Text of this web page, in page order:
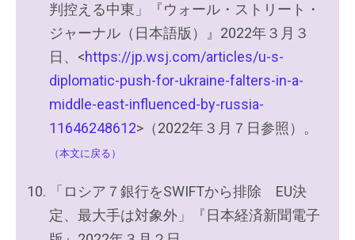
判控える中東」『ウォール・ストリート・
ジャーナル（日本語版）』2022年３月３
日、<https://jp.wsj.com/articles/u-s-
diplomatic-push-for-ukraine-falters-in-a-
middle-east-influenced-by-russia-
11646248612>（2022年３月７日参照）。
（本文に戻る）
「ロシア７銀行をSWIFTから排除 EU決
定、最大手は対象外」『日本経済新聞電子